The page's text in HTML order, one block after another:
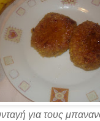
για τους